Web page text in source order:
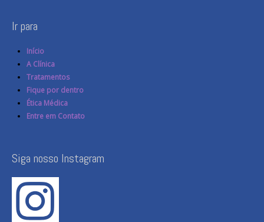
Ir para
Início
A Clínica
Tratamentos
Fique por dentro
Ética Médica
Entre em Contato
Siga nosso Instagram